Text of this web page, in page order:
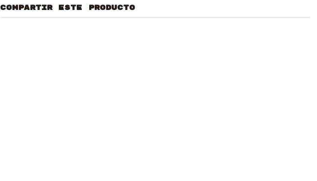
COMPARTIR ESTE PRODUCTO